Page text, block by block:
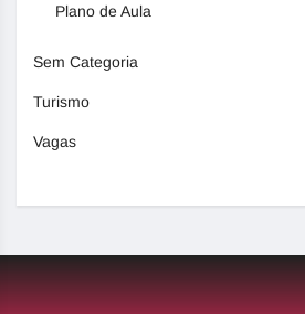
Plano de Aula
Sem Categoria
Turismo
Vagas